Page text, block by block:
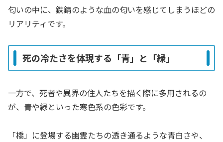
匂いの中に、鉄錆のような血の匂いを感じてしまうほどの
リアリティです。
死の冷たさを体現する「青」と「緑」
一方で、死者や異界の住人たちを描く際に多用されるの
が、青や緑といった寒色系の色彩です。
「橋」に登場する幽霊たちの透き通るような青白さや、